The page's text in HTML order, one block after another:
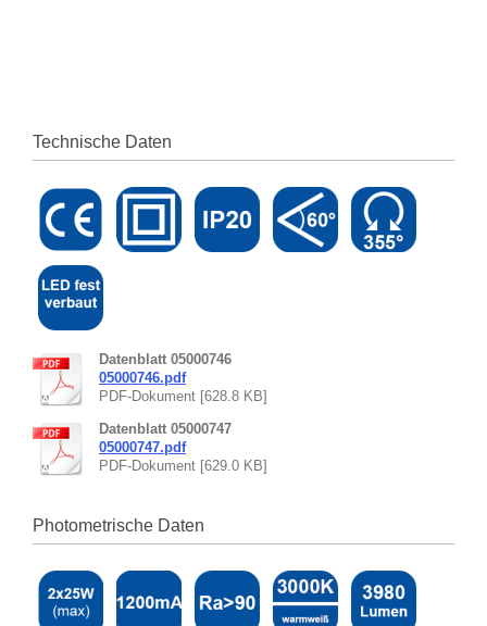
Technische Daten
Datenblatt 05000746
05000746.pdf
PDF-Dokument [628.8 KB]
Datenblatt 05000747
05000747.pdf
PDF-Dokument [629.0 KB]
Photometrische Daten